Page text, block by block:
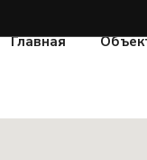
Главная